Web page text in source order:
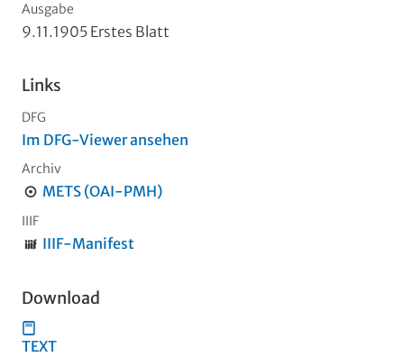
Ausgabe
9.11.1905 Erstes Blatt
Links
DFG
Im DFG-Viewer ansehen
Archiv
METS (OAI-PMH)
IIIF
IIIF-Manifest
Download
TEXT